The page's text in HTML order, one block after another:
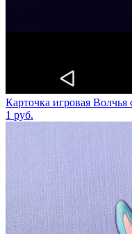
Карточка игровая Волчья
1 руб.